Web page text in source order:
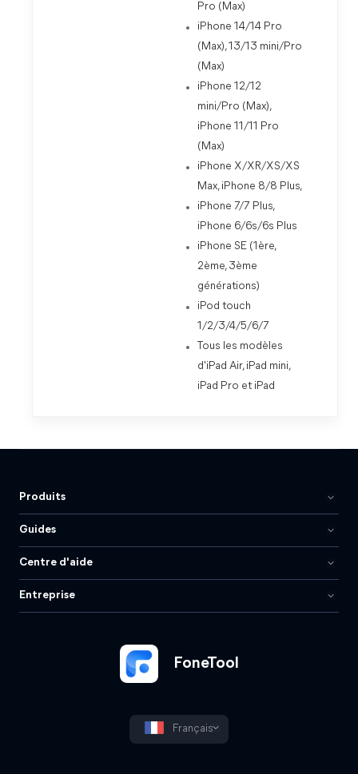
Pro (Max)
iPhone 14/14 Pro
(Max), 13/13 mini/Pro
(Max)
iPhone 12/12
mini/Pro (Max),
iPhone 11/11 Pro
(Max)
iPhone X/XR/XS/XS
Max, iPhone 8/8 Plus,
iPhone 7/7 Plus,
iPhone 6/6s/6s Plus
iPhone SE (1ère,
2ème, 3ème
générations)
iPod touch
1/2/3/4/5/6/7
Tous les modèles
d'iPad Air, iPad mini,
iPad Pro et iPad
FoneTool
Français
Produits
Guides
Centre d'aide
Entreprise